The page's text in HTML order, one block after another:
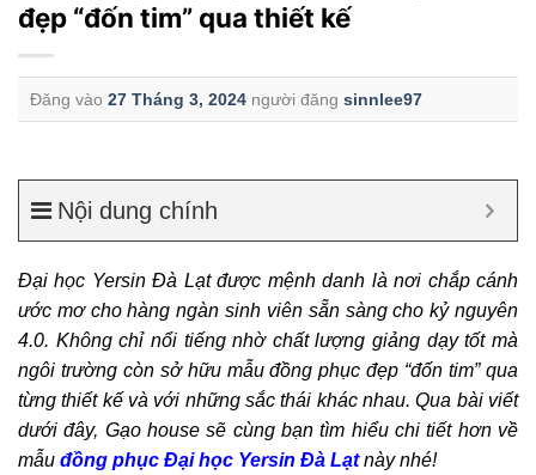
đẹp “đốn tim” qua thiết kế
Đăng vào 27 Tháng 3, 2024 người đăng sinnlee97
Nội dung chính
Đại học Yersin Đà Lạt được mệnh danh là nơi chắp cánh
ước mơ cho hàng ngàn sinh viên sẵn sàng cho kỷ nguyên
4.0. Không chỉ nổi tiếng nhờ chất lượng giảng dạy tốt mà
ngôi trường còn sở hữu mẫu đồng phục đẹp “đốn tim” qua
từng thiết kế và với những sắc thái khác nhau. Qua bài viết
dưới đây, Gạo house sẽ cùng bạn tìm hiểu chi tiết hơn về
mẫu đồng phục Đại học Yersin Đà Lạtnày nhé!